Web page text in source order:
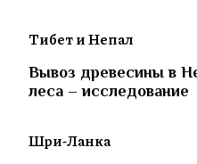
Тибет и Непал
Вывоз древесины в
леса – исследование
Шри-Ланка